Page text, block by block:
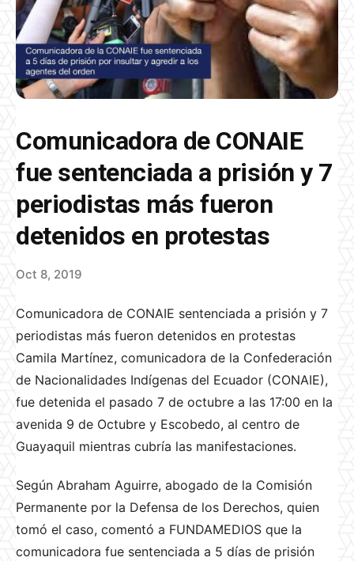
Comunicadora de CONAIE
fue sentenciada a prisión y 7
periodistas más fueron
detenidos en protestas
Oct 8, 2019
Comunicadora de CONAIE sentenciada a prisión y 7
periodistas más fueron detenidos en protestas
Camila Martínez, comunicadora de la Confederación
de Nacionalidades Indígenas del Ecuador (CONAIE),
fue detenida el pasado 7 de octubre a las 17:00 en la
avenida 9 de Octubre y Escobedo, al centro de
Guayaquil mientras cubría las manifestaciones.
Según Abraham Aguirre, abogado de la Comisión
Permanente por la Defensa de los Derechos, quien
tomó el caso, comentó a FUNDAMEDIOS que la
comunicadora fue sentenciada a 5 días de prisión